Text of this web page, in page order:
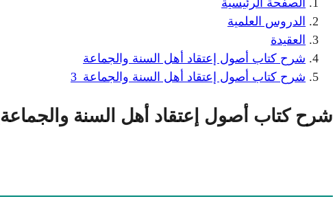
الصفحة الرئيسية
الدروس العلمية
العقيدة
شرح كتاب أصول إعتقاد أهل السنة والجماعة
شرح كتاب أصول إعتقاد أهل السنة والجماعة_3
شرح كتاب أصول إعتقاد أهل السنة والجماعة_3